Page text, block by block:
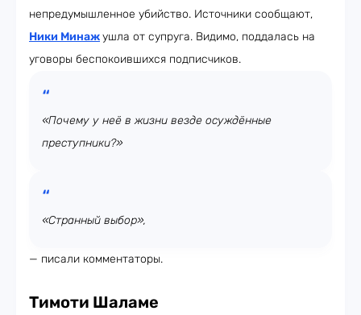
непредумышленное убийство. Источники сообщают,
Ники Минажушла от супруга. Видимо, поддалась на
уговоры беспокоившихся подписчиков.
«Почему у неё в жизни везде осуждённые
преступники?»
«Странный выбор»,
— писали комментаторы.
Тимоти Шаламе